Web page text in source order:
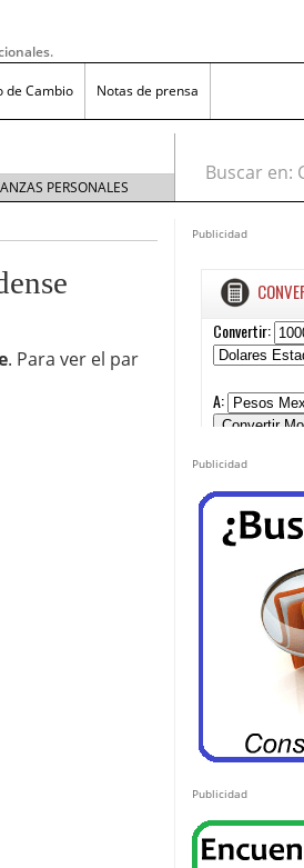
de Cambio Notas de prensa
PERSONALES
Buscar en:
. Para ver el par
Publicidad
Publicidad
Publicidad